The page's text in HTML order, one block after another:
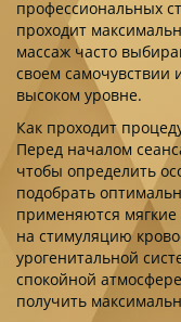
профессиональных
проходит
массаж часто
своем самочувствии
высоком уровне.
Как проходит
Перед началом
чтобы определить
подобрать
применяются
на стимуляцию
урогенитальной
спокойной
получить